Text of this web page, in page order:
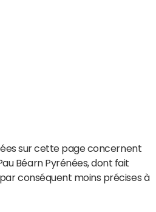
sur cette page concernent
Béarn Pyrénées, dont fait
conséquent moins précises à